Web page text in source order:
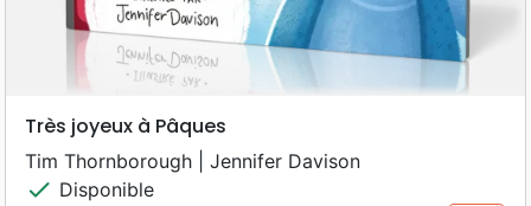
Très joyeux à Pâques
Tim Thornborough | Jennifer Davison
check Disponible